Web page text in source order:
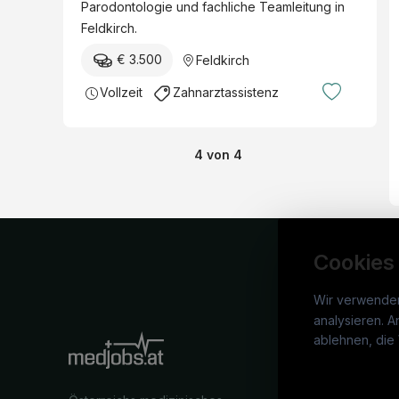
Parodontologie und fachliche Teamleitung in
Feldkirch.
€ 3.500 Feldkirch
Vollzeit Zahnarztassistenz
4 von 4
Wir
analysieren.
ablehnen, die